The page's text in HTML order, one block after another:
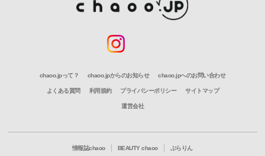
chaoo.jpって？ chaoo.jpからのお知らせ chaoo.jpへのお問い合わせ
よくある質問 利用規約 プライバシーポリシー サイトマップ
運営会社
情報誌chaoo BEAUTY chaoo ぶらりん